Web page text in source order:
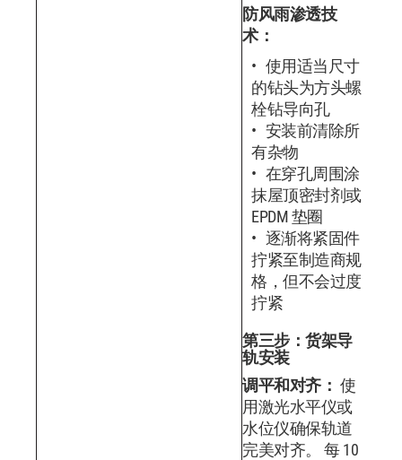
防风雨渗透技
术：
使用适当尺寸
的钻头为方头螺
栓钻导向孔
安装前清除所
有杂物
在穿孔周围涂
抹屋顶密封剂或
EPDM 垫圈
逐渐将紧固件
拧紧至制造商规
格，但不会过度
拧紧
第三步：货架导
轨安装
调平和对齐： 使
用激光水平仪或
水位仪确保轨道
完美对齐。 每 10